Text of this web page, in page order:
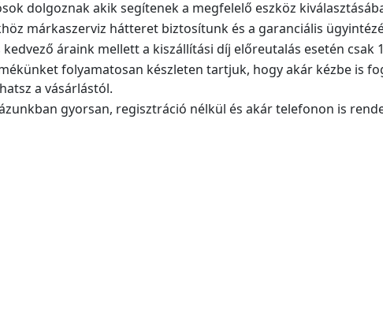
dolgoznak akik segítenek a megfelelő eszköz
márkaszerviz hátteret biztosítunk és a garanciális
kedvező áraink mellett a kiszállítási díj előreutalás esetén
folyamatosan készleten tartjuk, hogy akár kézbe
a vásárlástól.
gyorsan, regisztráció nélkül és akár telefonon is